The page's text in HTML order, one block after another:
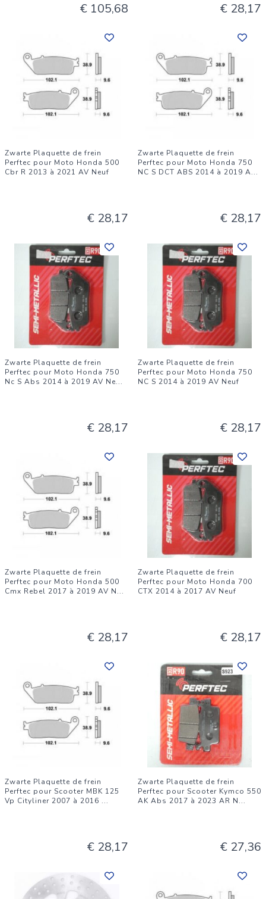
€ 105,68 € 28,17
Zwarte Plaquette de frein
Perftec pour Moto Honda 500
Cbr R 2013 à 2021 AV Neuf
€ 28,17
Zwarte Plaquette de frein
Perftec pour Moto Honda 750
NC S DCT ABS 2014 à 2019 A...
€ 28,17
Zwarte Plaquette de frein
Perftec pour Moto Honda 750
Nc S Abs 2014 à 2019 AV Ne...
€ 28,17
Zwarte Plaquette de frein
Perftec pour Moto Honda 750
NC S 2014 à 2019 AV Neuf
€ 28,17
Zwarte Plaquette de frein
Perftec pour Moto Honda 500
Cmx Rebel 2017 à 2019 AV N...
€ 28,17
Zwarte Plaquette de frein
Perftec pour Moto Honda 700
CTX 2014 à 2017 AV Neuf
€ 28,17
Zwarte Plaquette de frein
Perftec pour Scooter MBK 125
Vp Cityliner 2007 à 2016 ...
€ 28,17
Zwarte Plaquette de frein
Perftec pour Scooter Kymco 550
AK Abs 2017 à 2023 AR N...
€ 27,36